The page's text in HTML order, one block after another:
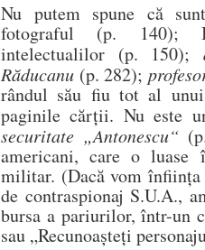
Nu putem spune că
fotograful (p. 140);
intelectualilor (p. 150);
Răducanu (p. 282);
rândul său fiu tot al
paginile cărţii. Nu este
securitate „Antonescu“
americani, care o luase
militar. (Dacă vom
de contraspionaj S.U.A.,
bursa a pariurilor, într-un
sau „Recunoaşteţi